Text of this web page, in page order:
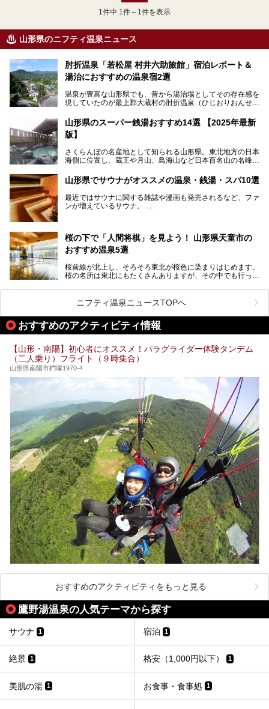
1 件中 1件～1件を表示
山形県のニフティ温泉ニュース
肘折温泉「若松屋 村井六助旅館」宿泊レポート＆
湯治におすすめの温泉宿2選
温泉が豊富な山形県でも、昔から湯治場としてその存在感を
現していたのが最上郡大蔵村の肘折温泉（ひじおりおんせ
今回はその肘折温泉の「若松屋 村井六助旅館」に宿泊した
体験レポートとおすすめの温泉宿を2軒ご紹介します。
鄙びた風情があり、源泉掛け流しの旅館も多い肘折温泉は、
す。
山形県のスーパー銭湯おすすめ14選 【2025年最新
版】
さくらんぼの名産地として知られる山形県。東北地方の日本
海側に位置し、蔵王や月山、鳥海山など日本百名山の名峰や
の細道」全行程の1/3にあたる期間を山形県で過ごしたとい
われることからも、山形の深い魅力がうかがえます。
山形県はまた、県内全域に多様な温泉があり、35ある市町
村のすべてで温泉が湧いているという温泉県。そんな山形県
でぜひチェックしたいスーパー銭湯をご紹介します。
山形県でサウナがオススメの温泉・銭湯・スパ10選
最近ではサウナに関する雑誌や漫画も発売されるなど、ファ
ンが増えているサウナ。
こだわりを持つ施設も増えています。
今回はそんな今話題のサウナが楽しめる、山形県内にあるオ
ススメ温泉・銭湯・スパを10件まとめてご紹介します。
桜の下で「人間将棋」を見よう！ 山形県天童市の
おすすめ温泉5選
桜前線が北上し、そろそろ東北が桜色に染まりはじめます。
桜の名所は東北にもたくさんありますが、その中でも行って
舞鶴山の山頂まで軽いハイキングの気分で登れば、そこでは
なんと「人間将棋」が行われているのです！
「人間将棋」とは昭和31年から毎年春に山形県天童市で行
われている一大イベントで、甲冑や着物姿の武者に扮した人
人気漫画「３月のライオン」の中でもこの人間将棋のシーン
が描かれ、「坊」こと二海堂氏の甲冑のあまりの似合いっぷ
りに、思わず吹き出してしまった読者もいることでしょう。
2017年は4月22日（土）・23日（日）に舞鶴山の頂上で行
われます。また、23日は「天童百面指し」が行われ、人間
将棋終了後、小学生以上の一般市民がプロ棋士と対局するこ
とができます。
天童市には温泉も多数あるので、桜と人間将棋を見た後はゆ
っくり温泉に浸かってはいかがでしょうか。
今回は山形県天童市のおすすめ温泉をご紹介します！
ニフティ温泉ニュースTOPへ
おすすめのアクティビティ情報
【山形・南陽】初心者にオススメ！パラグライダー体験タンデム
（二人乗り）フライト（９時集合）
山形県南陽市椚塚1970-4
おすすめのアクティビティをもっと見る
鷹野湯温泉の人気テーマから探す
サウナ 1 宿泊 1
絶景 1 格安（1,000円以下） 1
美肌の湯 1 お食事・食事処 1